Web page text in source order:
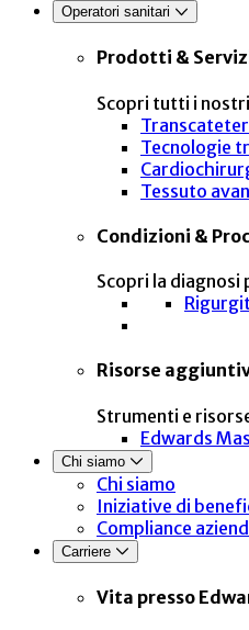
Operatori sanitari
Prodotti &
Scopri tutti i
Tecnologie
Tessuto
Condizioni &
Scopri la
Risorse
Strumenti e
Edwards
Chi siamo
Chi siamo
Iniziative di
Compliance
Carriere
Vita presso